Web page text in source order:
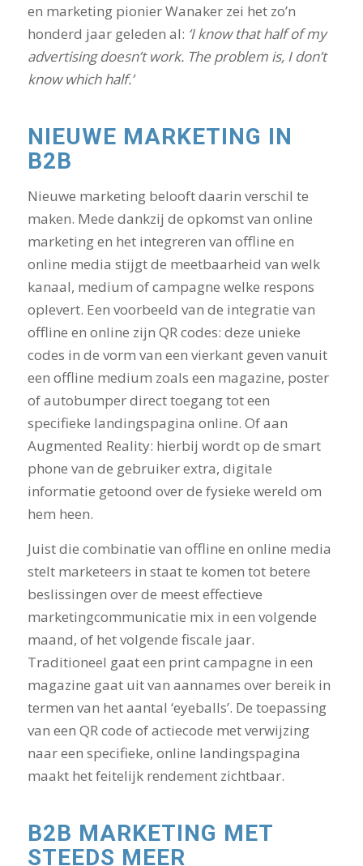
en marketing pionier Wanaker zei het zo’n
honderd jaar geleden al: ‘I know that half of my
advertising doesn’t work. The problem is, I don’t
know which half.’
NIEUWE MARKETING IN
B2B
Nieuwe marketing belooft daarin verschil te
maken. Mede dankzij de opkomst van online
marketing en het integreren van offline en
online media stijgt de meetbaarheid van welk
kanaal, medium of campagne welke respons
oplevert. Een voorbeeld van de integratie van
offline en online zijn QR codes: deze unieke
codes in de vorm van een vierkant geven vanuit
een offline medium zoals een magazine, poster
of autobumper direct toegang tot een
specifieke landingspagina online. Of aan
Augmented Reality: hierbij wordt op de smart
phone van de gebruiker extra, digitale
informatie getoond over de fysieke wereld om
hem heen.
Juist die combinatie van offline en online media
stelt marketeers in staat te komen tot betere
beslissingen over de meest effectieve
marketingcommunicatie mix in een volgende
maand, of het volgende fiscale jaar.
Traditioneel gaat een print campagne in een
magazine gaat uit van aannames over bereik in
termen van het aantal ‘eyeballs’. De toepassing
van een QR code of actiecode met verwijzing
naar een specifieke, online landingspagina
maakt het feitelijk rendement zichtbaar.
B2B MARKETING MET
STEEDS MEER